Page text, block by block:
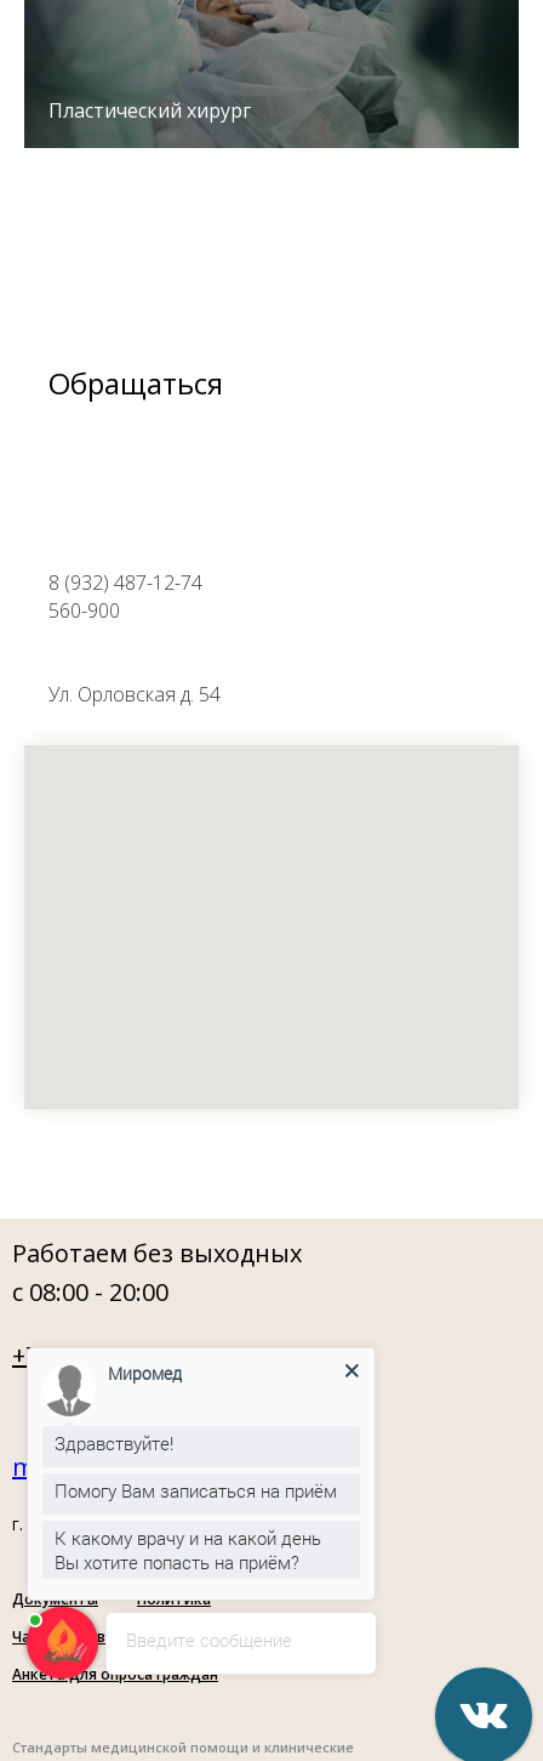
Пластический хирург
Обращаться
8 (932) 487-12-74
560-900
Ул. Орловская д. 54
Cтандарты медицинской помощи и клинические
Документы
Политика
конфиденциальности
miromed72@mail.ru
г. Тюмень, ул. Орловская, 54
+7 (3452) 560 900
Работаем без выходных
с 08:00 - 20:00
Анкета для опроса граждан
Часто задаваемые вопросы
Введите сообщение
Миромед
Здравствуйте!
Помогу Вам записаться на приём
К какому врачу и на какой день
Вы хотите попасть на приём?